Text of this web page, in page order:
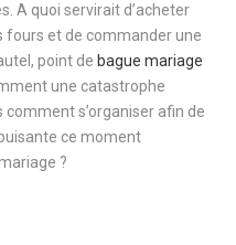
A quoi servirait d’acheter
fours et de commander une
point de bague mariage
une catastrophe
s’organiser afin de
ce moment
?